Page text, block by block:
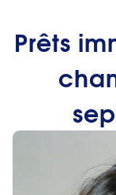
Prêts